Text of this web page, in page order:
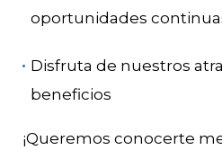
oportunidades
Disfruta de nuestros
beneficios
¡Queremos conocerte